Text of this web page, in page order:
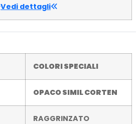
Vedi dettagli
COLORI SPECIALI
OPACO SIMIL CORTEN
RAGGRINZATO